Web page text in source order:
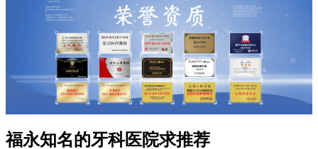
福永知名的牙科医院求推荐